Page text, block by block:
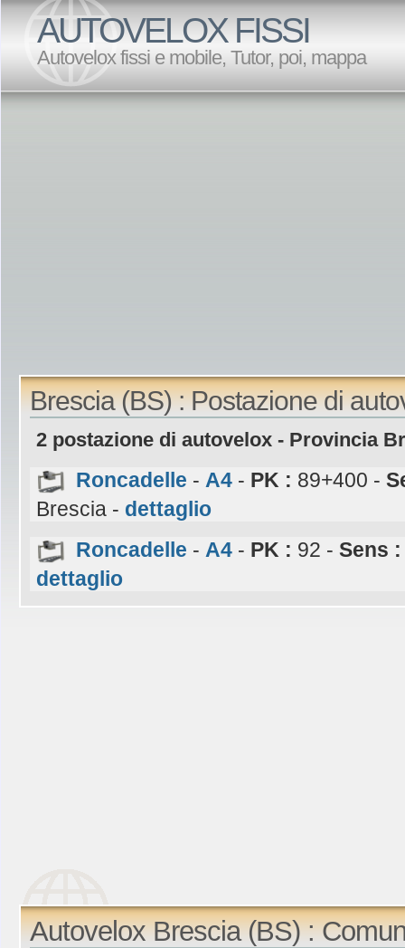
AUTOVELOX FISSI
Autovelox fissi e mobile, Tutor, poi, mappa
Brescia (BS) : Postazione di
2 postazione di autovelox - Provincia
Roncadelle - A4 - PK : 89+400 -
Brescia - dettaglio
Roncadelle - A4 - PK : 92 - Sens
dettaglio
Autovelox Brescia (BS) :